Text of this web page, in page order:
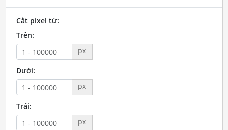
Cắt pixel từ:
Trên:
px
Dưới:
px
Trái:
px